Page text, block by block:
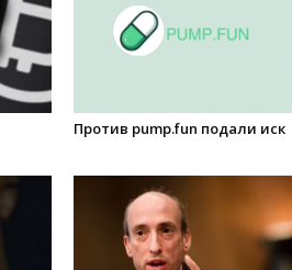
Против pump.fun подали иск